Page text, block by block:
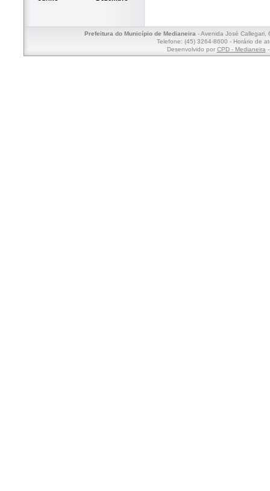
Prefeitura do Município de Medianeira- Avenida José Callegari,
Telefone: (45) 3264-8600 - Horário de
Desenvolvido por CPD - Medianeira-